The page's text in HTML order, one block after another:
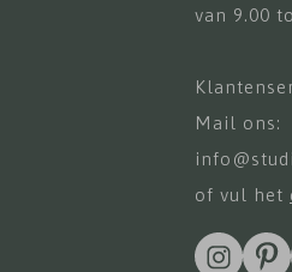
van 9.00
Mail ons:
of vul het